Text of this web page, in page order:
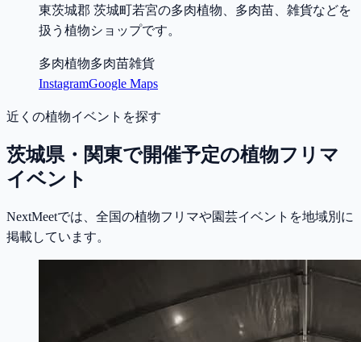
東茨城郡 茨城町若宮の多肉植物、多肉苗、雑貨などを
扱う植物ショップです。
多肉植物多肉苗雑貨
InstagramGoogle Maps
近くの植物イベントを探す
茨城県・関東で開催予定の植物フリマ
イベント
NextMeetでは、全国の植物フリマや園芸イベントを地域別に
掲載しています。